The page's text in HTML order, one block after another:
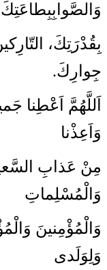
بِقُدْرَتِكَ،
جِوارِكَ.
اَللَّهُمَّ اَعْطِنا
وَاَعِذْنا
مِنْ عَذابِ
وَالْمُسْلِماتِ
وَالْمُؤْمِنينَ
وَلِوَلَدى